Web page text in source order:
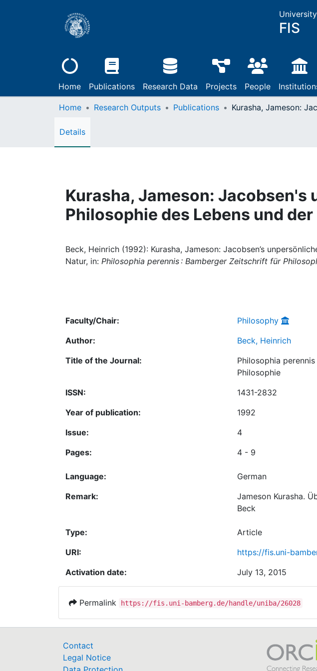
FIS
Home Publications Research Data Projects People
Home Research Outputs Publications
Details
Kurasha, Jameson: Jacobsen's
Philosophie des Lebens und
Beck, Heinrich (1992): Kurasha, Jameson: Jacobsen’s
Natur, in: Philosophia perennis : Bamberger Zeitschrift für
Faculty/Chair:
Philosophy
Author:
Beck, Heinrich
Title of the Journal:
Philosophia
Philosophie
ISSN:
1431-2832
Year of publication:
1992
Issue:
4
Pages:
4 - 9
Language:
German
Remark:
Jameson Kurasha.
Beck
Type:
Article
URI:
https://fis.uni-
Activation date:
July 13, 2015
Permalink https://fis.uni-bamberg.de/handle/uniba/26028
Contact
Legal Notice